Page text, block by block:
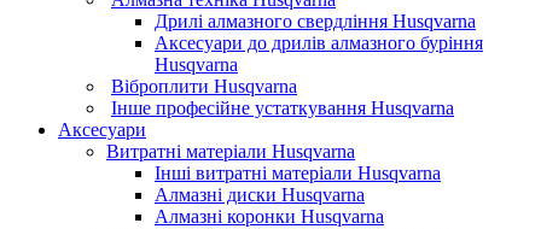
Дрилі алмазного свердління Husqvarna
Аксесуари до дрилів алмазного буріння
Husqvarna
Віброплити Husqvarna
Інше професійне устаткування Husqvarna
Аксесуари
Витратні матеріали Husqvarna
Інші витратні матеріали Husqvarna
Алмазні диски Husqvarna
Алмазні коронки Husqvarna